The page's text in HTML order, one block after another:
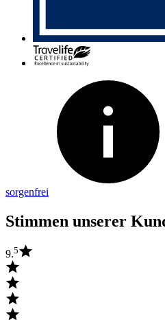
sorgenfrei
Stimmen unserer
9.5